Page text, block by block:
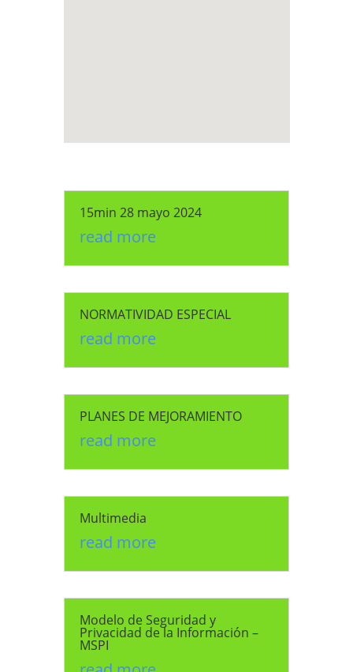
15min 28 mayo 2024
read more
NORMATIVIDAD ESPECIAL
read more
PLANES DE MEJORAMIENTO
read more
Multimedia
read more
Modelo de Seguridad y
Privacidad de la Información –
MSPI